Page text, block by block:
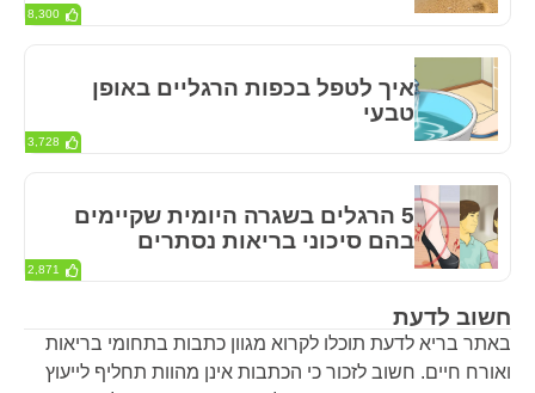
חשוב לדעת
באתר בריא לדעת תוכלו לקרוא מגוון כתבות בתחומי בריאות
ואורח חיים. חשוב לזכור כי הכתבות אינן מהוות תחליף לייעוץ
8,300
איך לטפל בכפות הרגליים באופן
טבעי
3,728
5 הרגלים בשגרה היומית שקיימים
בהם סיכוני בריאות נסתרים
2,871